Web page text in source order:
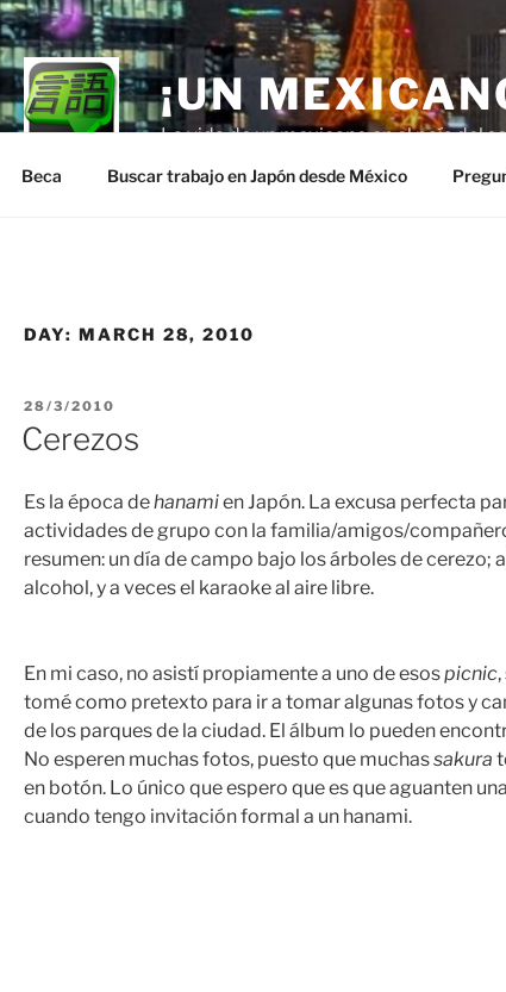
¡UN
La vida de un mexicano en el país del
Beca Buscar trabajo en Japón desde México
DAY: MARCH 28, 2010
POSTED
ON
28/3/2010
Cerezos
Es la época dehanamien Japón. La excusa perfecta
actividades de grupo con la familia/amigos/
resumen: un día de campo bajo los árboles de cerezo;
alcohol, y a veces el karaoke al aire libre.
En mi caso, no asistí propiamente a uno de esospicnic
tomé como pretexto para ir a tomar algunas fotos y
de los parques de la ciudad. El álbum lo pueden
No esperen muchas fotos, puesto que muchassakura
en botón. Lo único que espero que es que aguanten
cuando tengo invitación formal a un hanami.